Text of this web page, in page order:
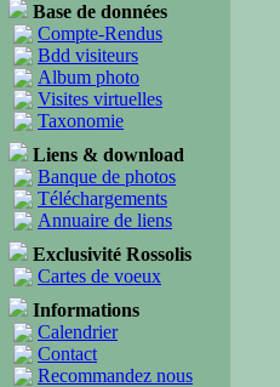
Base de données
Compte-Rendus
Bdd visiteurs
Album photo
Visites virtuelles
Taxonomie
Liens & download
Banque de photos
Téléchargements
Annuaire de liens
Exclusivité Rossolis
Cartes de voeux
Informations
Calendrier
Contact
Recommandez nous